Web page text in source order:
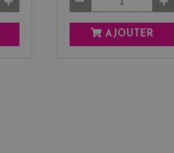
AJOUTER